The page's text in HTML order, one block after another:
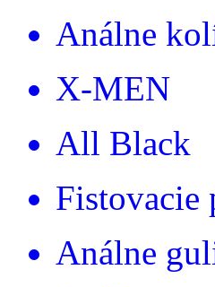
Análne
X-MEN
All Black
Fistovacie
Análne